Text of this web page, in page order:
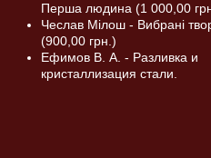
Перша людина (1 000,00
Чеслав Мілош - Вибрані
(900,00 грн.)
Ефимов В. А. - Разливка и
кристаллизация стали.